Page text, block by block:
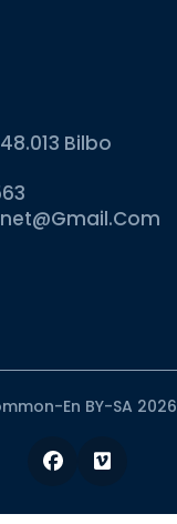
Bilbo
En BY-SA 2026
Facebook
Vimeo